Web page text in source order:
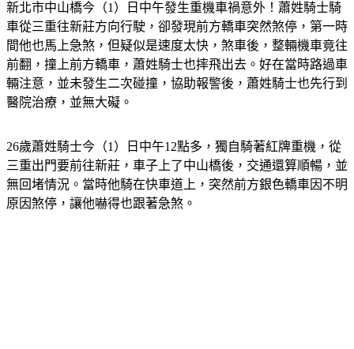
新北市中山橋今（1）日中午發生重機車禍意外！蕭姓騎士騎
車從三重往新莊方向行駛，卻發現前方轎車突然煞停，第一時
間他也馬上急煞，但疑似是速度太快，煞車後，整輛機車竟往
前翻，撞上前方轎車，蕭姓騎士也摔飛出去。好在當時路過車
輛注意，並未發生二次碰撞，協助報警後，蕭姓騎士也先行到
醫院治療，並無大礙。
26歲蕭姓騎士今（1）日中午12點多，獨自騎著紅牌重機，從
三重出門要前往新莊，車子上了中山橋後，交通還算順暢，並
無回堵情況。當時他騎在快車道上，突然前方銀色轎車因不明
原因煞停，讓他嚇得也跟著急煞。